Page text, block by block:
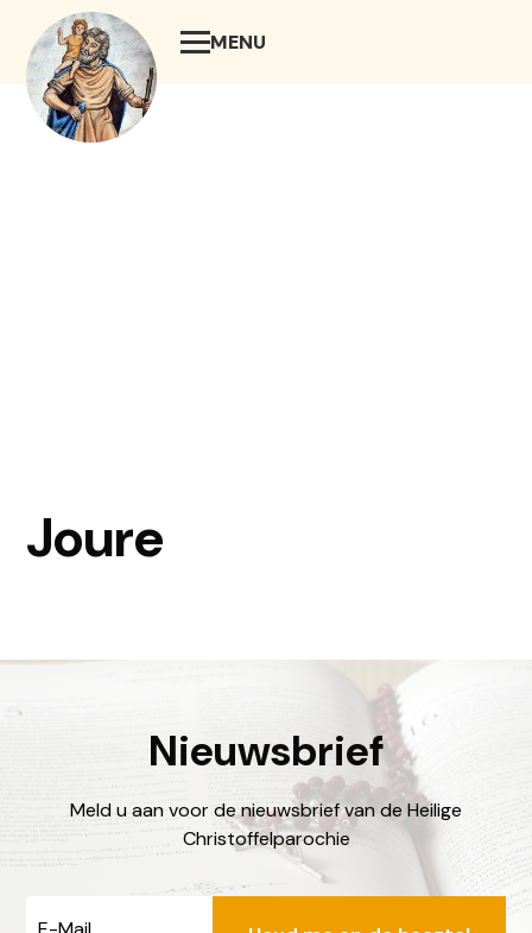
MENU
Joure
Nieuwsbrief
Meld u aan voor de nieuwsbrief van de Heilige
Christoffelparochie